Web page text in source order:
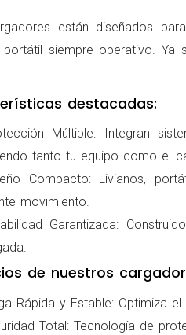
están diseñados
portátil siempre operativo.
destacadas:
Múltiple: Integran
tanto tu equipo como el
Compacto: Livianos,
movimiento.
Garantizada:
de nuestros
Rápida y Estable: Optimiza
Total: Tecnología de